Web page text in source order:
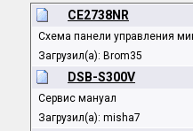
CE2738NR
Схема панели управления
Загрузил(а): Brom35
DSB-S300V
Сервис мануал
Загрузил(а): misha7